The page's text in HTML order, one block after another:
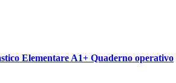
Elementare A1+ Quaderno operativo